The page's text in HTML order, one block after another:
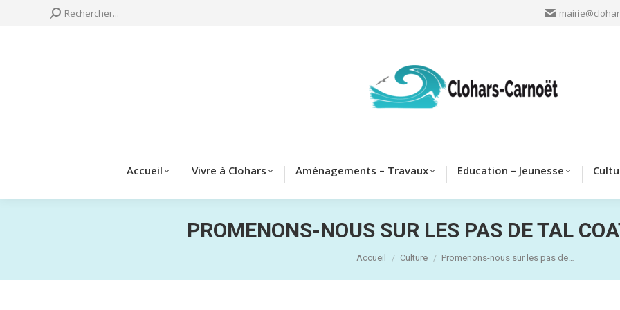
Search:
Rechercher...
Accueil Vivre à Clohars Aménagements – Travaux Education – Jeunesse
PROMENONS-NOUS SUR LES PAS DE TAL
Vous êtes ici :
Accueil Culture Promenons-nous sur les pas de…
Education –